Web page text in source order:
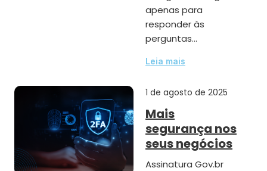
apenas para
responder às
perguntas…
Leia mais
1 de agosto de 2025
Mais
segurança nos
seus negócios
Assinatura Gov.br